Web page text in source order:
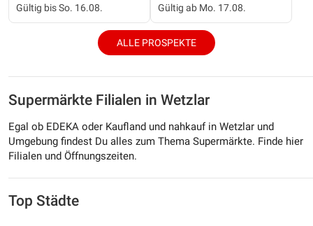
Gültig bis So. 16.08. Gültig ab Mo. 17.08.
ALLE PROSPEKTE
Supermärkte Filialen in Wetzlar
Egal ob EDEKA oder Kaufland und nahkauf in Wetzlar und
Umgebung findest Du alles zum Thema Supermärkte. Finde hier
Filialen und Öffnungszeiten.
Top Städte